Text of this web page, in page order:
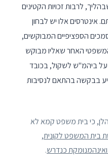
לרבות זכויות הקטינים
אינטרסים אלו יש לבחון
הספציפיים המבוקשים,
המשפטי האחר שאליו מבוקש
ביהמ"ש לשקול, בכובד
בבקשה בהתאם לנסיבות
כי בית משפט קמא לא
בית המשפט לקונית,
ואינהמנומקת כנדרש.